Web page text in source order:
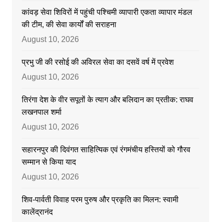
कांवड़ सेवा शिविरों में पहुंची पश्चिमी व्यापारी एकता व्यापार मंडल
की टीम, की सेवा कार्यों की सराहना
August 10, 2026
प्रभु जी की रसोई की अविरल सेवा का दसवें वर्ष में प्रवेश
August 10, 2026
तिरंगा देश के वीर सपूतों के त्याग और बलिदान का प्रतीक: राघव
लखनपाल शर्मा
August 10, 2026
सहारनपुर की दिवंगत साहित्यिक एवं रंगमंचीय हस्तियों को गौरव
सम्मान से किया याद
August 10, 2026
शिव-पार्वती विवाह परम पुरुष और प्रकृति का मिलन: स्वामी
कालेंद्रानंद